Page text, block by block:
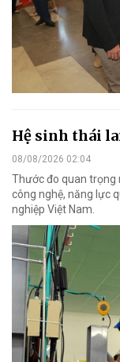
Hệ sinh thái
08/08/2026 02:04
Thước đo quan trọng
công nghệ, năng lực
nghiệp Việt Nam.